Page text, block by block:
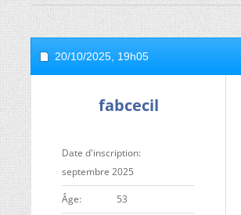
20/10/2025, 19h05
fabcecil
Date d'inscription
septembre 2025
ge 53